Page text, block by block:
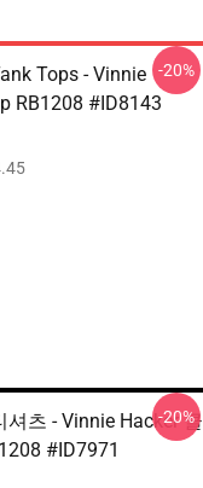
Tops - Vinnie
RB1208 #ID8143
-20%
셔츠 - Vinnie Hacker 클
#ID7971
-20%